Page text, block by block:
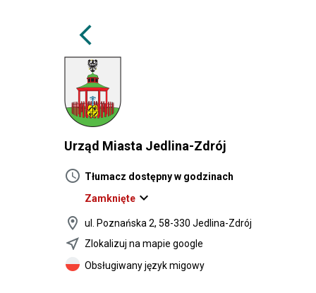
arrow_back_ios
Urząd Miasta Jedlina-Zdrój
schedule Tłumacz dostępny w godzinach
Zamknięte expand_more
location_on
ul. Poznańska 2, 58-330 Jedlina-Zdrój
near_me Zlokalizuj na mapie google
Obsługiwany język migowy